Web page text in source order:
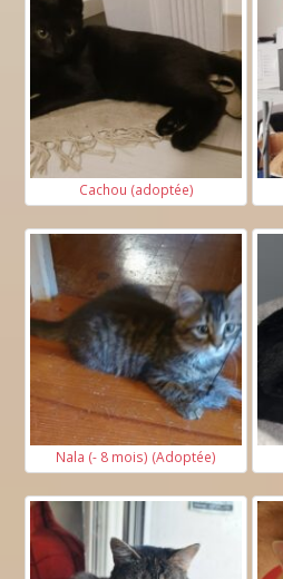
Cachou (adoptée)
Nala (- 8 mois) (Adoptée)